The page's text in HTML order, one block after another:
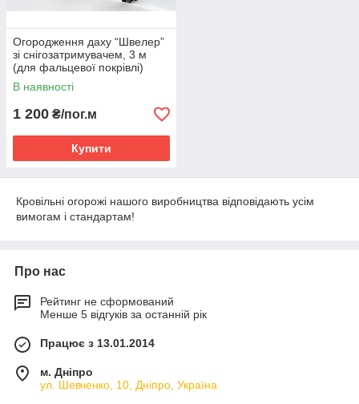
Огородження даху “Швелер”
зі снігозатримувачем, 3 м
(для фальцевої покрівлі)
Premium
В наявності
1 200 ₴/пог.м
Купити
Кровільні огорожі нашого виробництва відповідають усім
вимогам і стандартам!
Про нас
Рейтинг не сформований
Менше 5 відгуків за останній рік
Працює з 13.01.2014
м. Дніпро
ул. Шевченко, 10, Дніпро, Україна